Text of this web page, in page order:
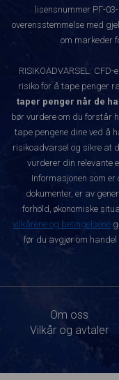
lisensnummer РГ-
overensstemmelse med
om markeder
RISIKOADVARSEL:
risiko for å tape penger
taper penger når de
bør vurdere om du forstår
tape pengene dine ved å
risikoadvarsel og sikre at
vurderer din relevante
Informasjonen som
dokumenter, er av
forhold, økonomiske
vilkårene og betingelsene
før du avgjør om
Om oss
Vilkår og avtaler